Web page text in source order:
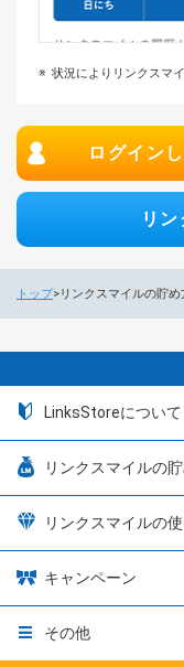
状況によりリンクスマ
ログイン
リ
トップ リンクスマイルの貯め
LinksStoreについて
リンクスマイルの
リンクスマイルの
キャンペーン
その他